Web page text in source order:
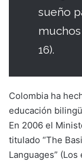
sueño
muchos
16).
Colombia ha
educación
En 2006 el
titulado “The
Languages”